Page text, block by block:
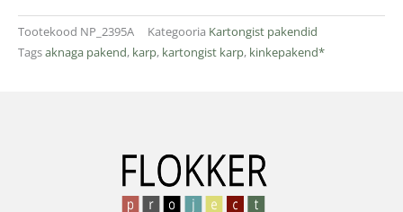
Tootekood NP_2395A Kategooria Kartongist pakendid
Tagsaknaga pakend, karp, kartongist karp, kinkepakend*